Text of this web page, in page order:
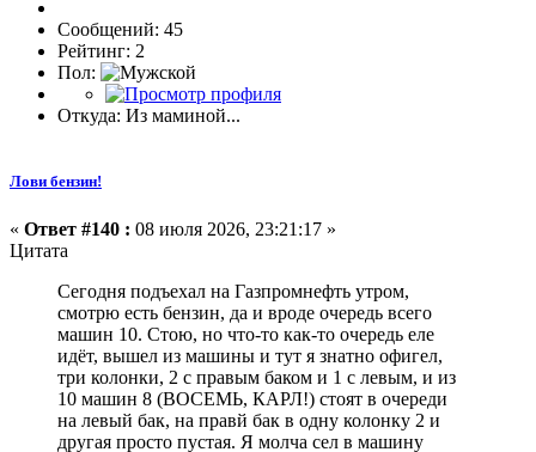
Сообщений: 45
Рейтинг: 2
Пол:
Откуда: Из маминой...
Лови бензин!
« Ответ #140 : 08 июля 2026, 23:21:17 »
Цитата
Сегодня подъехал на Газпромнефть утром,
смотрю есть бензин, да и вроде очередь всего
машин 10. Стою, но что-то как-то очередь еле
идёт, вышел из машины и тут я знатно офигел,
три колонки, 2 с правым баком и 1 с левым, и из
10 машин 8 (ВОСЕМЬ, КАРЛ!) стоят в очереди
на левый бак, на правй бак в одну колонку 2 и
другая просто пустая. Я молча сел в машину